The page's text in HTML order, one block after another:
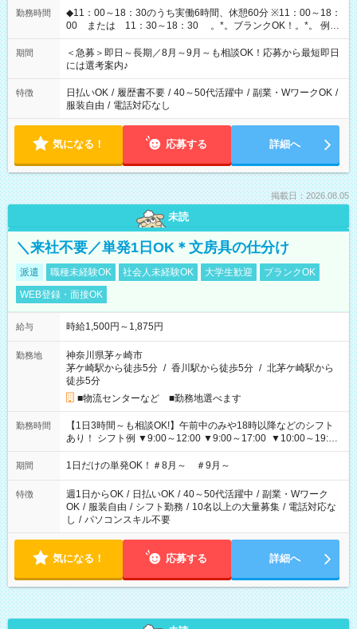
勤務時間
◆11：00～18：30のうち実働6時間、休憩60分 ※11：00～18：
00 または 11：30～18：30 。*。ブランクOK！。*。 例え
ば前職が、 在宅/財団法人/事務/コールセンター/受付/販売/カフェ
スタッフ スイーツ販売/ホテルフロント/化粧品販売/など 様々な
業界から入社して活躍されています♪
期間
＜急募＞即日～長期／8月～9月～も相談OK！応募から最短即日
には選考案内♪
特徴 日払いOK / 履歴書不要 / 40～50代活躍中 / 副業・WワークOK /
服装自由 / 電話対応なし
気になる！ 応募する 詳細へ
掲載日：2026.08.05
未読
＼来社不要／単発1日OK＊文房具の仕分け
派遣 職種未経験OK 社会人未経験OK 大学生歓迎
ブランクOK
WEB登録・面接OK
給与 時給1,500円～1,875円
勤務地
神奈川県茅ヶ崎市
茅ケ崎駅から徒歩5分 / 香川駅から徒歩5分 / 北茅ケ崎駅から
徒歩5分
■物流センターなど ■勤務地選べます
勤務時間
【1日3時間～も相談OK!】午前中のみや18時以降などのシフト
あり！ シフト例 ▼9:00～12:00 ▼9:00～17:00 ▼10:00～19:00
▼18:00～21:00
期間 1日だけの単発OK！＃8月～ ＃9月～
特徴 週1日からOK / 日払いOK / 40～50代活躍中 / 副業・Wワーク
OK / 服装自由 / シフト勤務 / 10名以上の大量募集 / 電話対応な
し / パソコンスキル不要
気になる！ 応募する 詳細へ